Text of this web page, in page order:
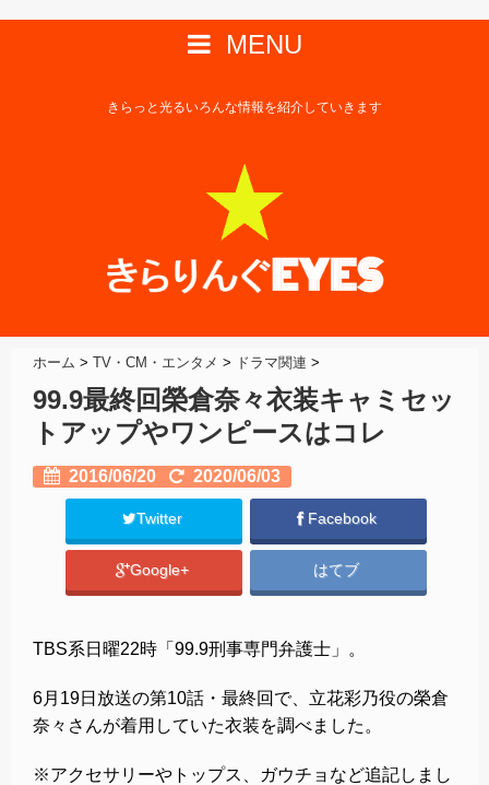
MENU
きらっと光るいろんな情報を紹介していきます
ホーム > TV・CM・エンタメ > ドラマ関連 >
99.9最終回榮倉奈々衣装キャミセッ
トアップやワンピースはコレ
2016/06/20 2020/06/03
Twitter Facebook
Google+ はてブ
TBS系日曜22時「99.9刑事専門弁護士」。
6月19日放送の第10話・最終回で、立花彩乃役の榮倉
奈々さんが着用していた衣装を調べました。
※アクセサリーやトップス、ガウチョなど追記しまし